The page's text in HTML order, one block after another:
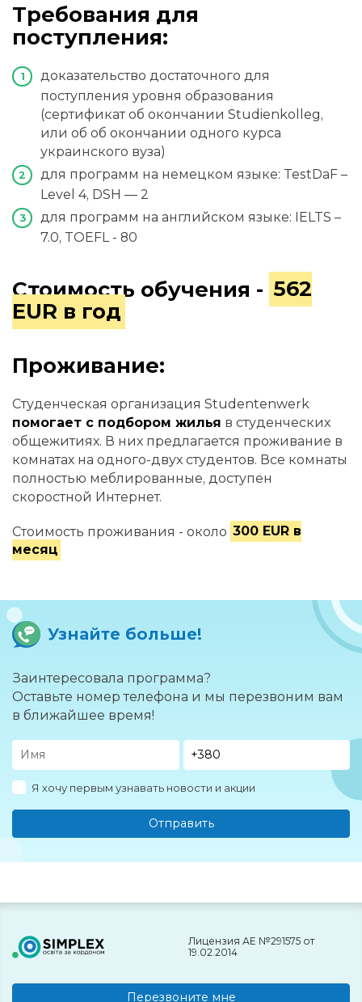
Требования для
поступления:
доказательство достаточного для
поступления уровня образования
(сертификат об окончании Studienkolleg,
или об об окончании одного курса
украинского вуза)
для программ на немецком языке: TestDaF –
Level 4, DSH — 2
для программ на английском языке: IELTS –
7.0, TOEFL - 80
Стоимость обучения - 562
EUR в год
Проживание:
Студенческая организация Studentenwerk
помогает с подбором жилья в студенческих
общежитиях. В них предлагается проживание в
комнатах на одного-двух студентов. Все комнаты
полностью меблированные, доступен
скоростной Интернет.
Стоимость проживания - около 300 EUR в
месяц
Узнайте больше!
Заинтересовала программа?
Оставьте номер телефона и мы перезвоним вам
в ближайшее время!
Я хочу первым узнавать новости и акции
Отправить
Лицензия АЕ №291575 от
19.02.2014
Перезвоните мне